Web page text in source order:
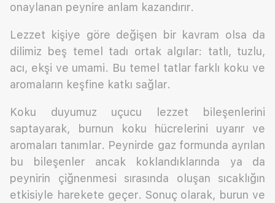
onaylanan peynire anlam kazandırır.
Lezzet kişiye göre değişen bir kavram olsa da
dilimiz beş temel tadı ortak algılar: tatlı, tuzlu,
acı, ekşi ve umami. Bu temel tatlar farklı koku ve
aromaların keşfine katkı sağlar.
Koku duyumuz uçucu lezzet bileşenlerini
saptayarak, burnun koku hücrelerini uyarır ve
aromaları tanımlar. Peynirde gaz formunda ayrılan
bu bileşenler ancak koklandıklarında ya da
peynirin çiğnenmesi sırasında oluşan sıcaklığın
etkisiyle harekete geçer. Sonuç olarak, burun ve